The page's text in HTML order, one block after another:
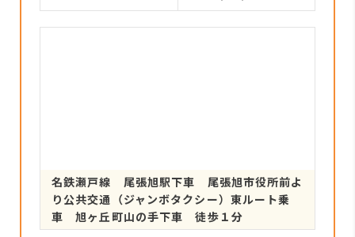
名鉄瀬戸線 尾張旭駅下車 尾張旭市役所前よ
り公共交通（ジャンボタクシー）東ルート乗
車 旭ヶ丘町山の手下車 徒歩１分